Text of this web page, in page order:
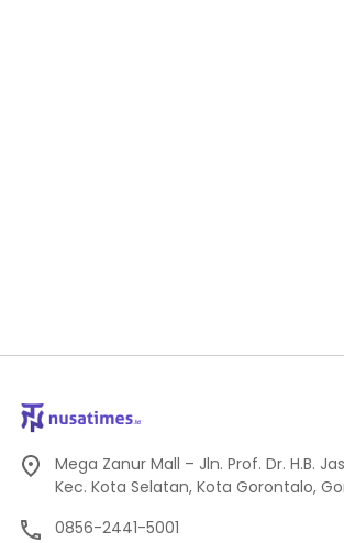
Mega Zanur Mall – Jln. Prof. Dr. H.B.
Kec. Kota Selatan, Kota Gorontalo,
0856-2441-5001